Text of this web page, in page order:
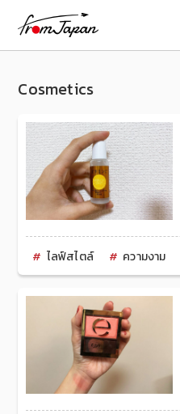
Cosmetics
ไลฟ์สไตล์ ความงาม